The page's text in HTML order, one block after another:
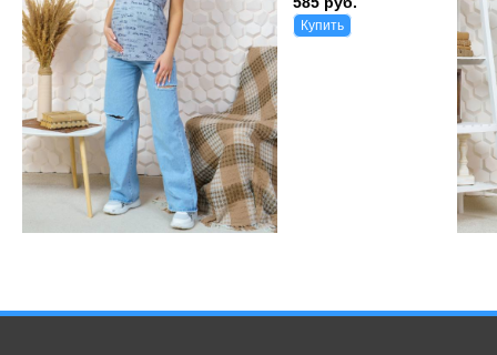
Купить